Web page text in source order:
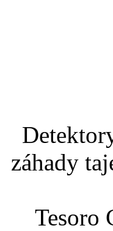
záhady
Tesoro